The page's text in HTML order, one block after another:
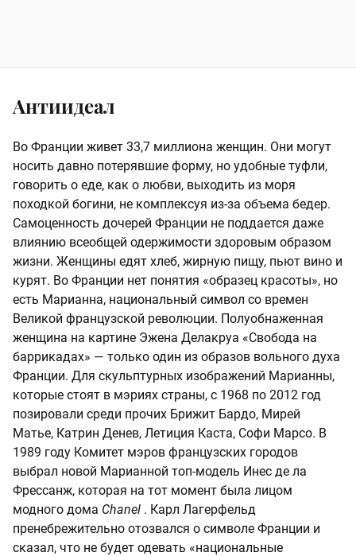
Антиидеал
Во Франции живет 33,7 миллиона женщин. Они могут
носить давно потерявшие форму, но удобные туфли,
говорить о еде, как о любви, выходить из моря
походкой богини, не комплексуя из-за объема бедер.
Самоценность дочерей Франции не поддается даже
влиянию всеобщей одержимости здоровым образом
жизни. Женщины едят хлеб, жирную пищу, пьют вино и
курят. Во Франции нет понятия «образец красоты», но
есть Марианна, национальный символ со времен
Великой французской революции. Полуобнаженная
женщина на картине Эжена Делакруа «Свобода на
баррикадах» — только один из образов вольного духа
Франции. Для скульптурных изображений Марианны,
которые стоят в мэриях страны, с 1968 по 2012 год
позировали среди прочих Брижит Бардо, Мирей
Матье, Катрин Денев, Летиция Каста, Софи Марсо. В
1989 году Комитет мэров французских городов
выбрал новой Марианной топ-модель Инес де ла
Фрессанж, которая на тот момент была лицом
модного дома Chanel . Карл Лагерфельд
пренебрежительно отозвался о символе Франции и
сказал, что не будет одевать «национальные